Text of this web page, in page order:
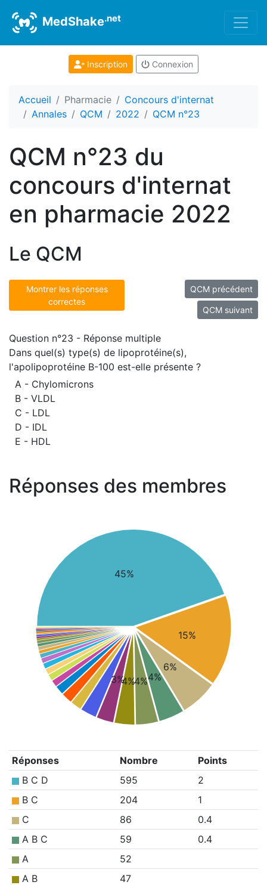
MedShake.net
Inscription Connexion
Accueil Pharmacie
Concours d'internat
Annales
QCM 2022 QCM n°23
QCM n°23 du
concours d'internat
en pharmacie 2022
Le QCM
Montrer les réponses
correctes
QCM précédent
QCM suivant
Question n°23 - Réponse multiple
Dans quel(s) type(s) de lipoprotéine(s),
l'apolipoprotéine B-100 est-elle présente ?
A - Chylomicrons
B - VLDL
C - LDL
D - IDL
E - HDL
Réponses des membres
45%
15%
6%
4%
4%
4%
3%
Réponses Nombre
Points
B C D
595
2
B C
204
1
C
86
0.4
A B C
59
0.4
A
52
A B
47